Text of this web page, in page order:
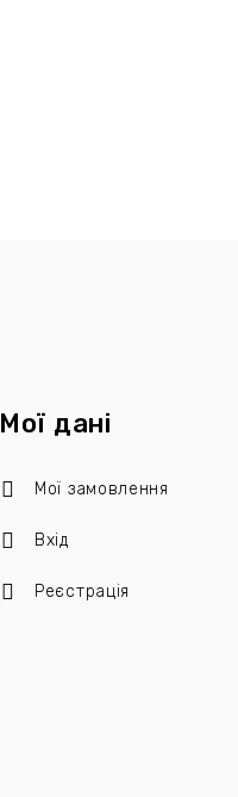
Мої дані
Мої замовлення
Вхід
Реєстрація